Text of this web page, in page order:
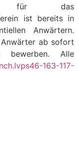
für das
ist bereits in
Anwärtern.
ab sofort
bewerben. Alle
163-117-